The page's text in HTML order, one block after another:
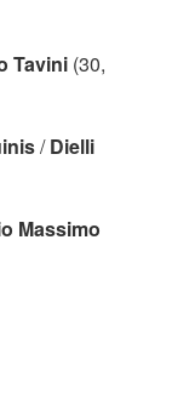
Tavini (30,
/Dielli
Massimo